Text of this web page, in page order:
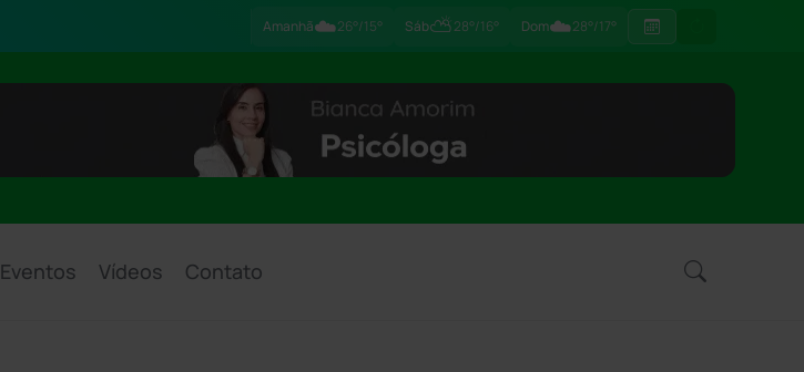
Amanhã☁️26°/15° Sáb⛅28°/16° Dom☁️28°/17°
Eventos Vídeos Contato